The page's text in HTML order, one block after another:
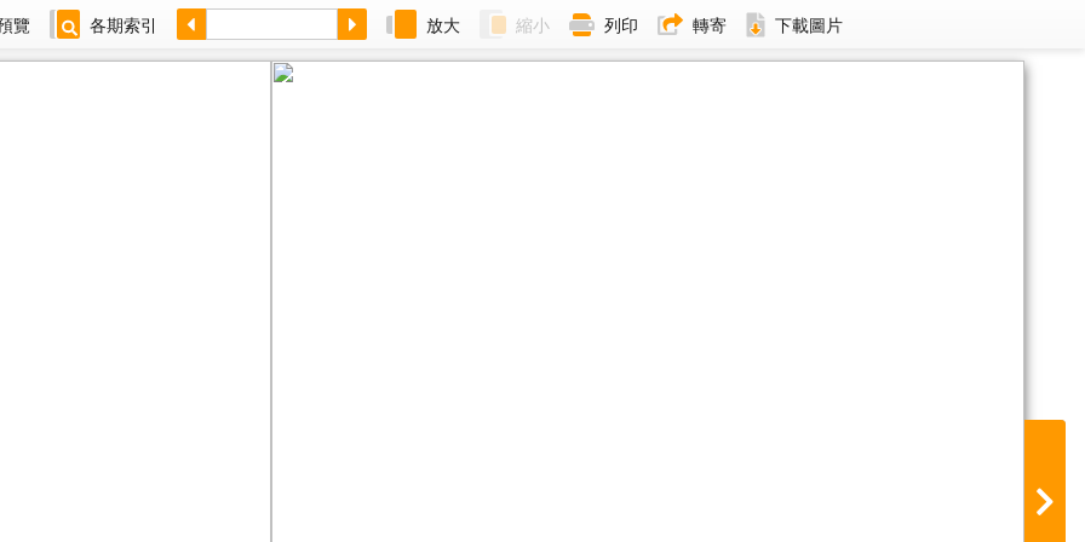
覽 各期索引 放大 縮小 列印 轉寄 下載圖片